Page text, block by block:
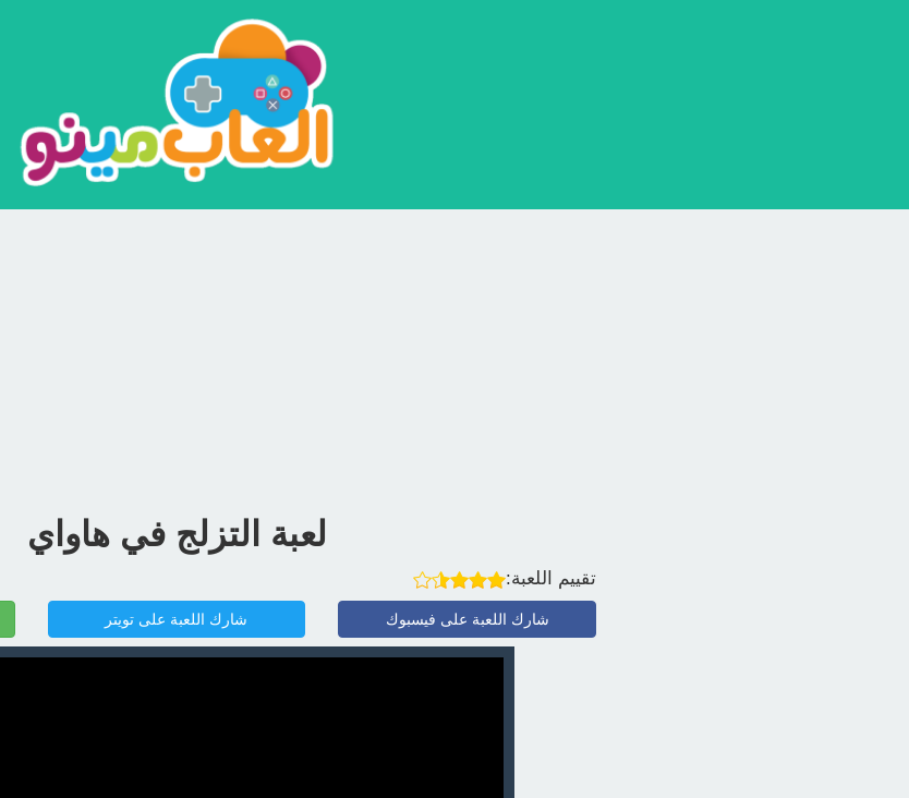
لعبة التزلج في هاواي
تقييم اللعبة:
شارك اللعبة على تويتر شارك اللعبة على فيسبوك